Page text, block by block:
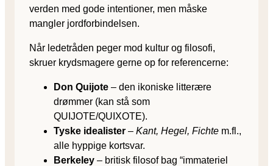
verden med gode intentioner, men måske
mangler jordforbindelsen.
Når ledetråden peger mod kultur og filosofi,
skruer krydsmagere gerne op for referencerne:
Don Quijote – den ikoniske litterære
drømmer (kan stå som
QUIJOTE/QUIXOTE).
Tyske idealister – Kant, Hegel, Fichte m.fl.,
alle hyppige kortsvar.
Berkeley – britisk filosof bag “immateriel